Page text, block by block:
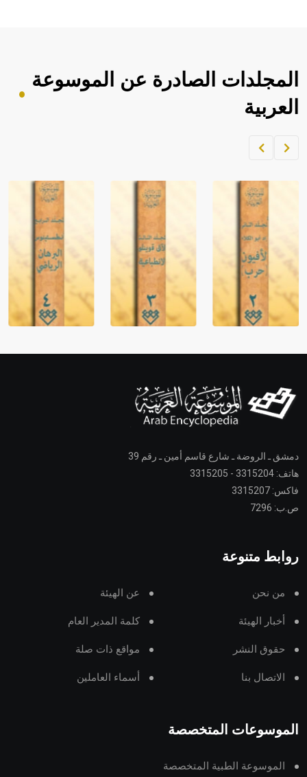
المجلدات الصادرة عن الموسوعة
العربية
دمشق ـ الروضة ـ شارع قاسم أمين ـ رقم 39
هاتف: 3315204 - 3315205
فاكس: 3315207
ص.ب: 7296
روابط متنوعة
من نحن عن الهيئة
أخبار الهيئة كلمة المدير العام
حقوق النشر مواقع ذات صلة
الاتصال بنا أسماء العاملين
الموسوعات المتخصصة
الموسوعة الطبية المتخصصة